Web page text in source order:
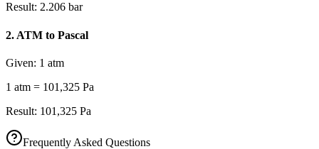
Result: 2.206 bar
2. ATM to Pascal
Given: 1 atm
1 atm = 101,325 Pa
Result: 101,325 Pa
Frequently Asked Questions